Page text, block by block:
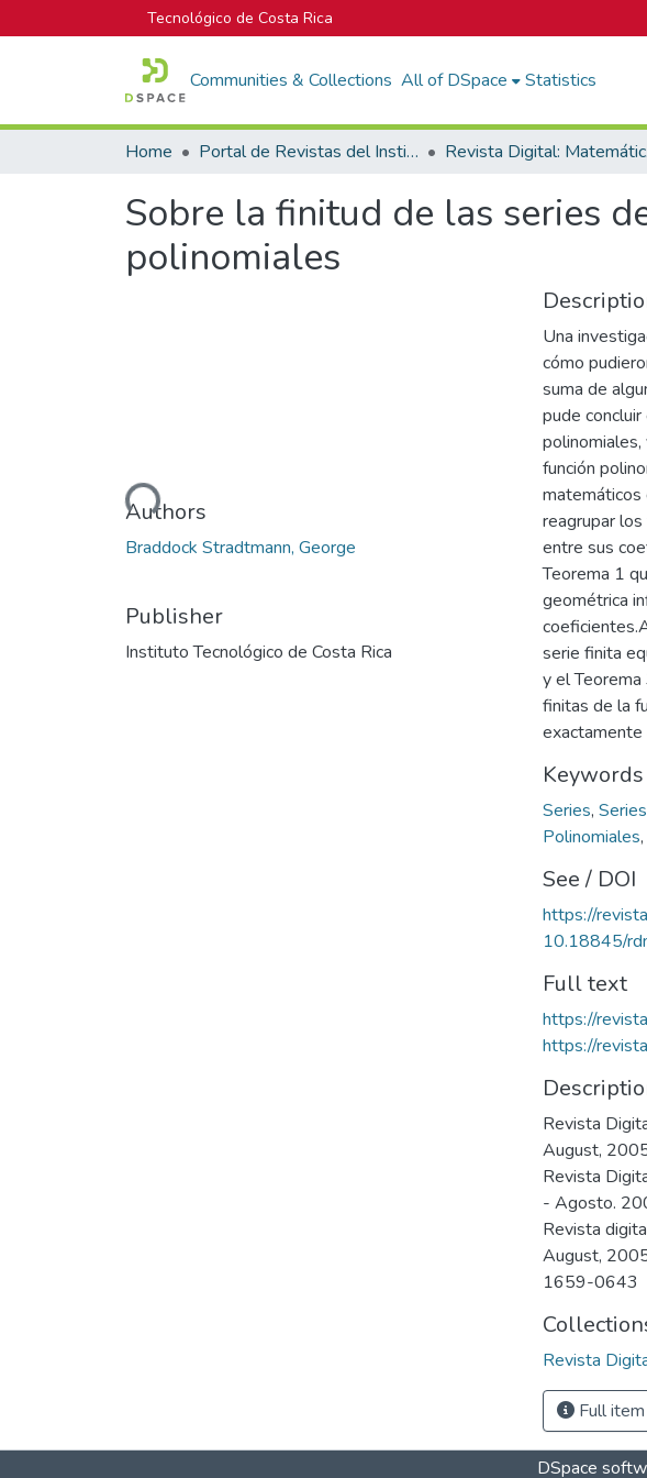
Tecnológico de Costa Rica
Communities & Collections All of DSpace Statistics
Home Portal de Revistas del Instituto Tecnológico de Costa Rica
Sobre la finitud de las series
polinomiales
Loading...
Authors
Braddock Stradtmann, George
Publisher
Instituto Tecnológico de Costa Rica
Una
cómo
suma de
pude
función
matemáticos
reagrupar
entre sus
Teorema 1
geométrica
serie finita
y el
finitas de la
exactamente
Keywords
Series,
Polinomiales,
See / DOI
https://
10.18845/
Full text
https://
https://
Revista
August,
Revista
- Agosto.
Revista
August,
1659-0643
Revista
Full
DSpace